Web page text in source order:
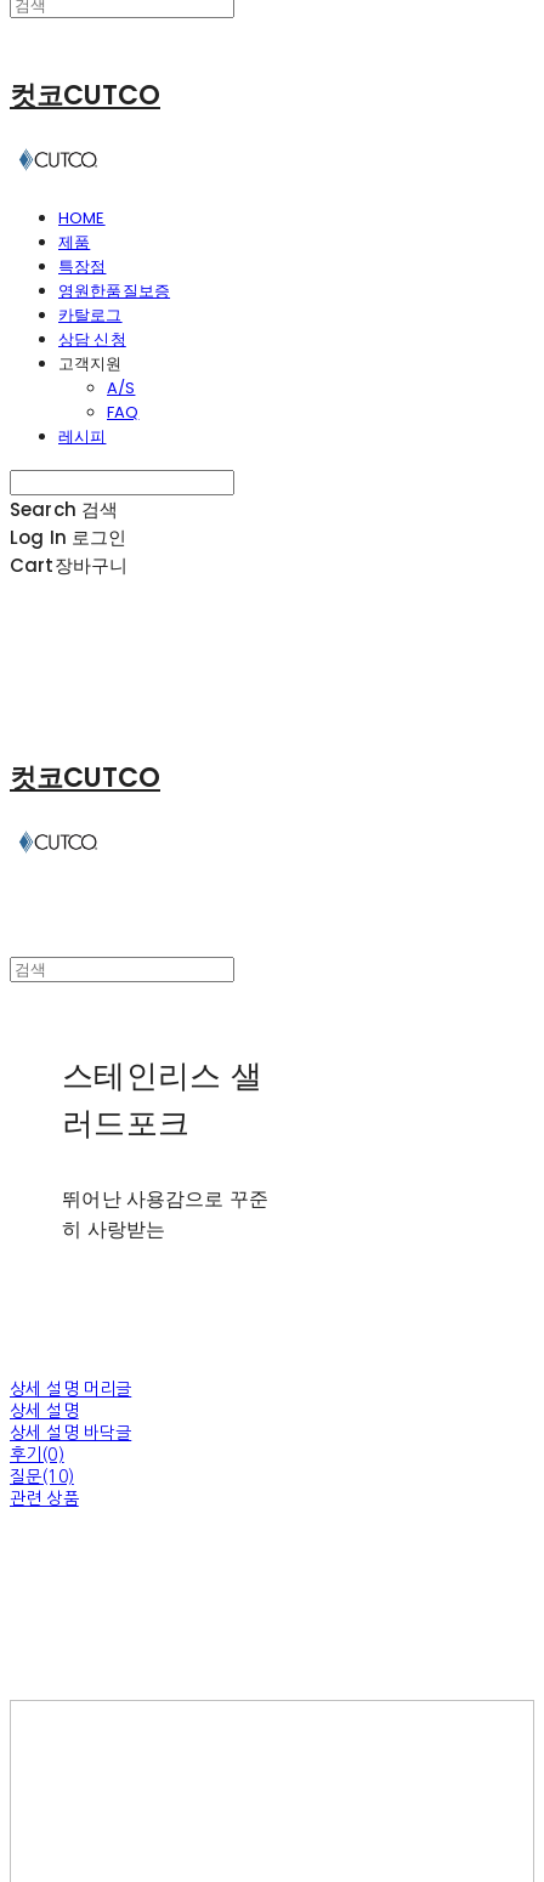
컷코CUTCO
HOME
제품
특장점
영원한품질보증
카탈로그
상담 신청
고객지원
A/S
FAQ
레시피
Search 검색
Log In 로그인
Cart장바구니
컷코CUTCO
스테인리스 샐
러드포크
뛰어난 사용감으로 꾸준
히 사랑받는
상세 설명 머리글
상세 설명
상세 설명 바닥글
후기(0)
질문(10)
관련 상품